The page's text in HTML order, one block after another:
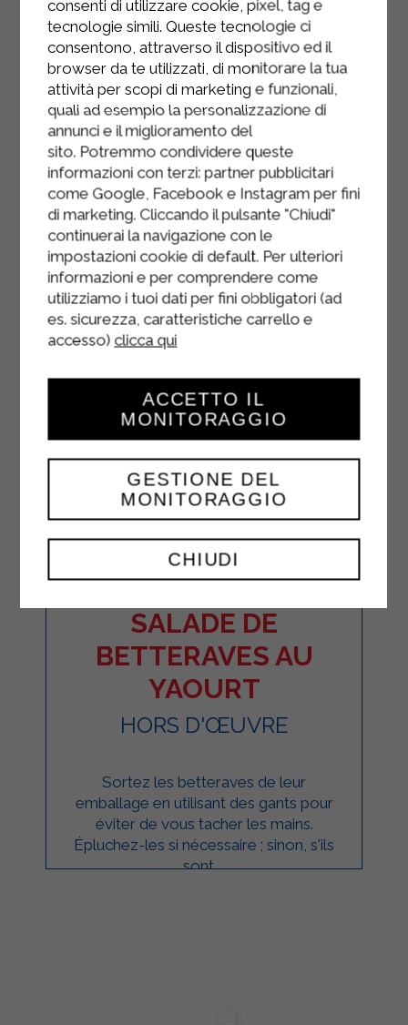
Ajoutez le saumon fumé.
Roulez l'omelette aux courgettes et
coupez les rouleaux en épaisses
lamelles.
SALADE DE
BETTERAVES AU
YAOURT
HORS D'ŒUVRE
Sortez les betteraves de leur
emballage en utilisant des gants pour
éviter de vous tacher les mains.
Épluchez-les si nécessaire ; sinon, s'ils
sont ...
consenti di utilizzare cookie, pixel, tag e
tecnologie simili. Queste tecnologie ci
consentono, attraverso il dispositivo ed il
browser da te utilizzati, di monitorare la tua
attività per scopi di marketing e funzionali,
quali ad esempio la personalizzazione di
annunci e il miglioramento del
sito. Potremmo condividere queste
informazioni con terzi: partner pubblicitari
come Google, Facebook e Instagram per fini
di marketing. Cliccando il pulsante "Chiudi"
continuerai la navigazione con le
impostazioni cookie di default. Per ulteriori
informazioni e per comprendere come
utilizziamo i tuoi dati per fini obbligatori (ad
es. sicurezza, caratteristiche carrello e
accesso) clicca qui
CHIUDI
GESTIONE DEL
MONITORAGGIO
ACCETTO IL
MONITORAGGIO